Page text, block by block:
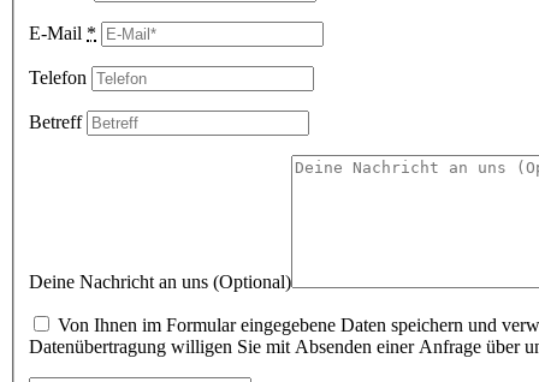
E-Mail *
Telefon
Betreff
Deine Nachricht an uns (Optional)
Von Ihnen im Formular eingegebene Daten speichern und
Datenübertragung willigen Sie mit Absenden einer Anfrage über